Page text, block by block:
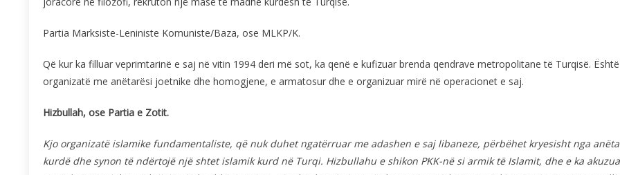
Partia Marksiste-Leniniste Komuniste/Baza, ose MLKP/K.
Që kur ka filluar veprimtarinë e saj në vitin 1994 deri më sot, ka qenë e kufizuar brenda qendrave metropolitane të Turqisë. Është
organizatë me anëtarësi joetnike dhe homogjene, e armatosur dhe e organizuar mirë në operacionet e saj.
Hizbullah, ose Partia e Zotit.
Kjo organizatë islamike fundamentaliste, që nuk duhet ngatërruar me adashen e saj libaneze, përbëhet kryesisht nga
kurdë dhe synon të ndërtojë një shtet islamik kurd në Turqi. Hizbullahu e shikon PKK-në si armik të Islamit, dhe e ka